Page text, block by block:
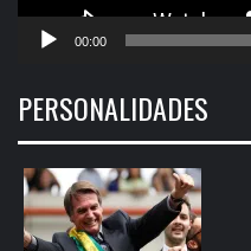
00:00
PERSONALIDADES